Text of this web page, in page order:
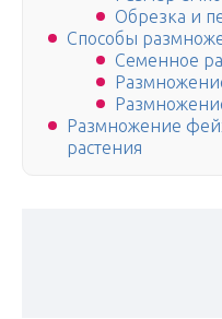
Обрезка и
Способы
Семенное
Размножение
растения